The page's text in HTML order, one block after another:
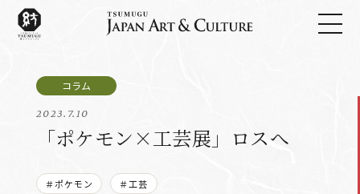
2023.7.10
「ポケモン×工芸展」ロスへ
＃ポケモン ＃工芸